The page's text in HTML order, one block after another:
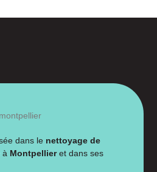
dans le nettoyage de
à Montpellieret dans ses